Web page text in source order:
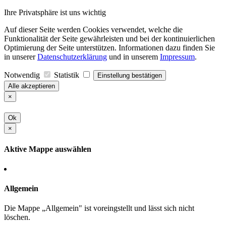
Ihre Privatsphäre ist uns wichtig
Auf dieser Seite werden Cookies verwendet, welche die
Funktionalität der Seite gewährleisten und bei der kontinuierlichen
Optimierung der Seite unterstützen. Informationen dazu finden Sie
in unsererDatenschutzerklärung und in unserem Impressum.
Notwendig Statistik
Einstellung bestätigen
Alle akzeptieren
×
Ok
×
Aktive Mappe auswählen
Allgemein
Die Mappe „Allgemein" ist voreingstellt und lässt sich nicht
löschen.